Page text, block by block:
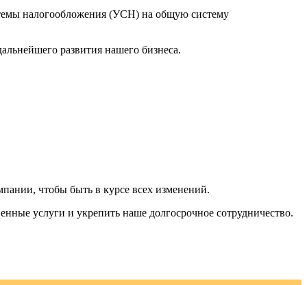
налогообложения (УСН) на общую систему
развития нашего бизнеса.
чтобы быть в курсе всех изменений.
услуги и укрепить наше долгосрочное сотрудничество.